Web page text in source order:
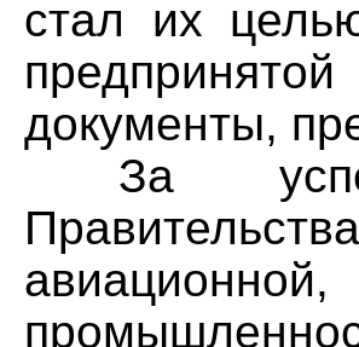
стал их
документы,
За